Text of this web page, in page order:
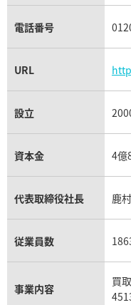
電話番号
URL
設立
資本金 4億
代表取締役社長 鹿
従業員数
事業内容
買